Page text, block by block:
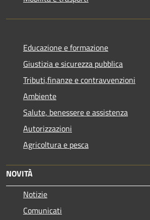
Educazione e formazione
Giustizia e sicurezza pubblica
Tributi,finanze e contravvenzioni
Ambiente
Salute, benessere e assistenza
Autorizzazioni
Agricoltura e pesca
NOVITÀ
Notizie
Comunicati